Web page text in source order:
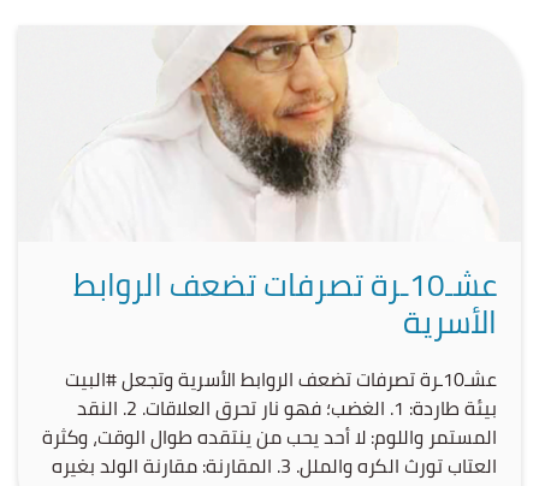
عشـ10ـرة تصرفات تضعف الروابط
الأسرية
بيئة طاردة: ‏1. الغضب؛ فهو نار تحرق العلاقات. ‏2. النقد
المستمر واللوم: لا أحد يحب من ينتقده طوال الوقت، وكثرة
العتاب تورث الكره والملل. ‏3. المقارنة: مقارنة الولد بغيره